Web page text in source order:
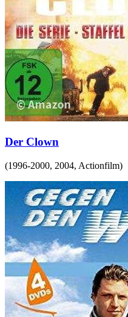
Der Clown
(1996-2000, 2004, Actionfilm)